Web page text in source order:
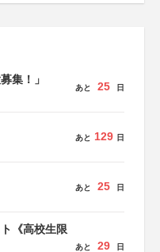
集！」
あと 25 日
あと 129 日
あと 25 日
《高校生限
あと 29 日